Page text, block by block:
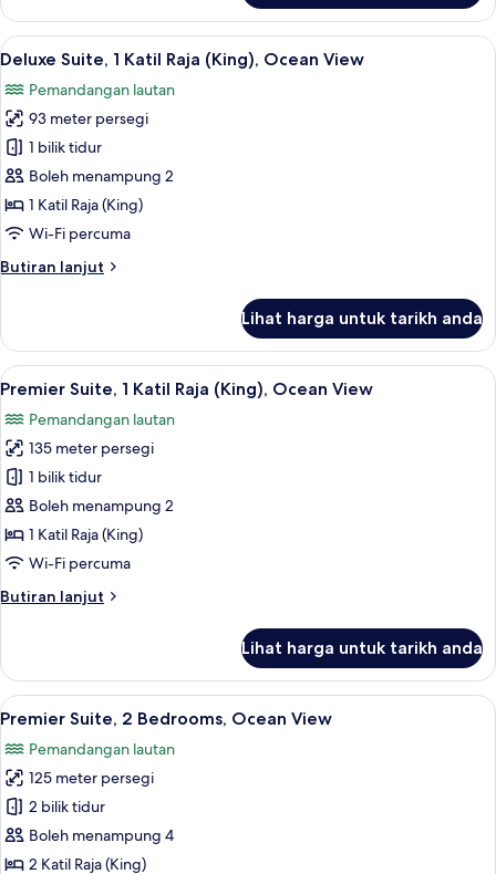
Suite
(Deluxe)
Lihat
semua
foto
untuk
Deluxe
Suite,
1
Katil
(King),
Deluxe Suite, 1 Katil Raja (King),
5
Deluxe Suite, 1 Katil Raja (King), Ocean View
Pemandangan lautan
93 meter persegi
1 bilik tidur
Boleh menampung 2
1 Katil Raja (King)
Wi-Fi percuma
Butiran lanjut
Butiran
Suite,
Katil
(King),
Ocean
View
Lihat harga untuk tarikh anda
Lihat
semua
foto
untuk
Premier
Suite,
1
Katil
(King),
Premier Suite, 1 Katil Raja (King),
4
Premier Suite, 1 Katil Raja (King), Ocean View
Pemandangan lautan
135 meter persegi
1 bilik tidur
Boleh menampung 2
1 Katil Raja (King)
Wi-Fi percuma
Butiran lanjut
Butiran
Suite,
Katil
(King),
Ocean
View
Lihat harga untuk tarikh anda
Lihat
semua
foto
untuk
Premier
Suite,
2
Premier Suite, 2 Bedrooms, Ocean
5
Premier Suite, 2 Bedrooms, Ocean View
Pemandangan lautan
125 meter persegi
2 bilik tidur
Boleh menampung 4
2 Katil Raja (King)